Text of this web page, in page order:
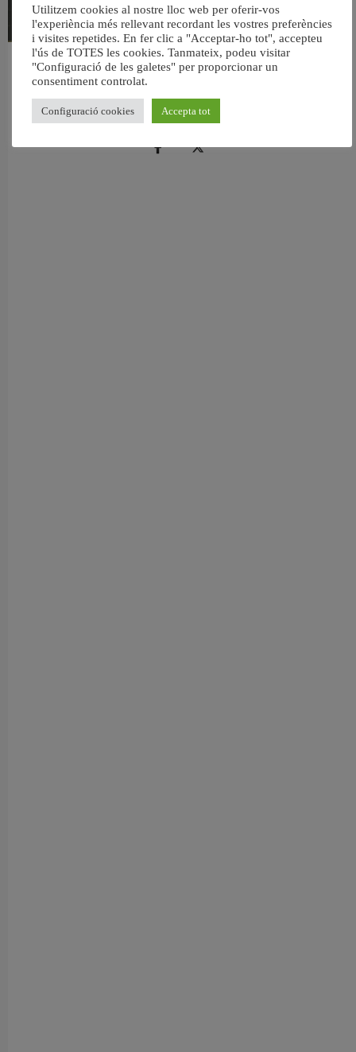
València reforma l’Escola Infantil Pardalets i instal·larà aire condicionat a totes
Utilitzem cookies al nostre lloc web per oferir-vos
l'experiència més rellevant recordant les vostres preferències
i visites repetides. En fer clic a "Acceptar-ho tot", accepteu
l'ús de TOTES les cookies. Tanmateix, podeu visitar
"Configuració de les galetes" per proporcionar un
consentiment controlat.
Configuració cookies Accepta tot